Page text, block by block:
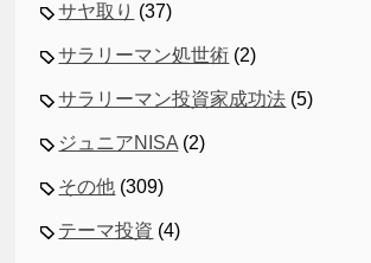
サヤ取り (37)
サラリーマン処世術 (2)
サラリーマン投資家成功法 (5)
ジュニアNISA(2)
その他 (309)
テーマ投資 (4)